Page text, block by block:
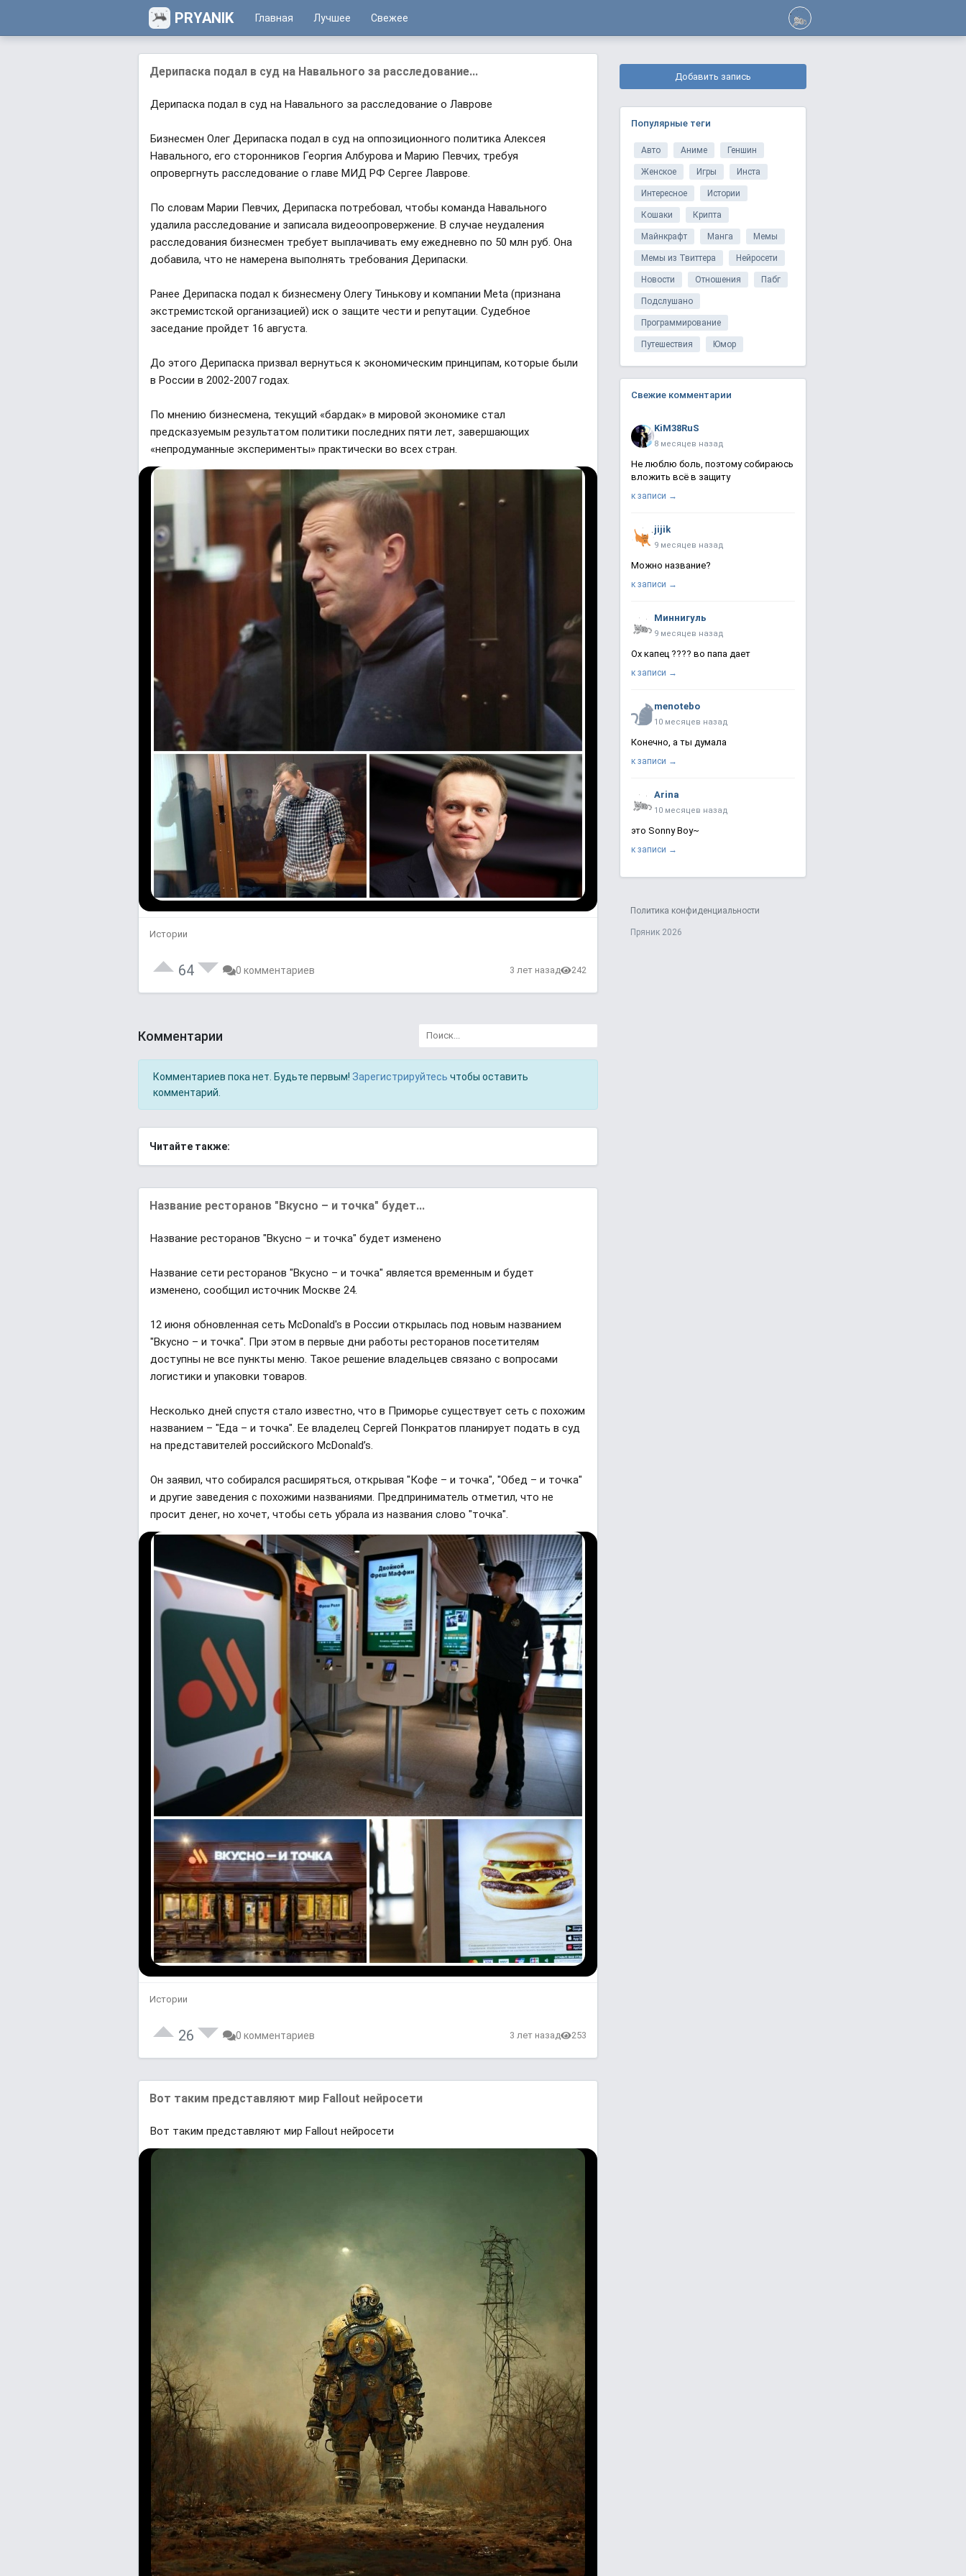
PRYANIK Главная Лучшее Свежее
Дерипаска подал в суд на Навального за расследование...
Дерипаска подал в суд на Навального за расследование о Лаврове
Бизнесмен Олег Дерипаска подал в суд на оппозиционного политика Алексея
Навального, его сторонников Георгия Албурова и Марию Певчих, требуя
опровергнуть расследование о главе МИД РФ Сергее Лаврове.
По словам Марии Певчих, Дерипаска потребовал, чтобы команда Навального
удалила расследование и записала видеоопровержение. В случае неудаления
расследования бизнесмен требует выплачивать ему ежедневно по 50 млн руб. Она
добавила, что не намерена выполнять требования Дерипаски.
Ранее Дерипаска подал к бизнесмену Олегу Тинькову и компании Meta (признана
экстремистской организацией) иск о защите чести и репутации. Судебное
заседание пройдет 16 августа.
До этого Дерипаска призвал вернуться к экономическим принципам, которые были
в России в 2002-2007 годах.
По мнению бизнесмена, текущий «бардак» в мировой экономике стал
предсказуемым результатом политики последних пяти лет, завершающих
«непродуманные эксперименты» практически во всех стран.
Истории
64 0 комментариев 3 лет назад 242
Комментарии
Комментариев пока нет. Будьте первым! Зарегистрируйтесь чтобы оставить
комментарий.
Читайте также:
Название ресторанов "Вкусно – и точка" будет...
Название ресторанов "Вкусно – и точка" будет изменено
Название сети ресторанов "Вкусно – и точка" является временным и будет
изменено, сообщил источник Москве 24.
12 июня обновленная сеть McDonald's в России открылась под новым названием
"Вкусно – и точка". При этом в первые дни работы ресторанов посетителям
доступны не все пункты меню. Такое решение владельцев связано с вопросами
логистики и упаковки товаров.
Несколько дней спустя стало известно, что в Приморье существует сеть с похожим
названием – "Еда – и точка". Ее владелец Сергей Понкратов планирует подать в суд
на представителей российского McDonald’s.
Он заявил, что собирался расширяться, открывая "Кофе – и точка", "Обед – и точка"
и другие заведения с похожими названиями. Предприниматель отметил, что не
просит денег, но хочет, чтобы сеть убрала из названия слово "точка".
Истории
26 0 комментариев 3 лет назад 253
Вот таким представляют мир Fallout нейросети
Вот таким представляют мир Fallout нейросети
Добавить запись
Популярные теги
Авто Аниме Геншин
Женское Игры Инста
Интересное Истории
Кошаки Крипта
Майнкрафт Манга Мемы
Мемы из Твиттера Нейросети
Новости Отношения Пабг
Подслушано
Программирование
Путешествия Юмор
Свежие комментарии
KiM38RuS
8 месяцев назад
Не люблю боль, поэтому собираюсь
вложить всё в защиту
к записи →
jijik
9 месяцев назад
Можно название?
к записи →
Миннигуль
9 месяцев назад
Ох капец ???? во папа дает
к записи →
menotebo
10 месяцев назад
Конечно, а ты думала
к записи →
Arina
10 месяцев назад
это Sonny Boy~
к записи →
Политика конфиденциальности
Пряник 2026